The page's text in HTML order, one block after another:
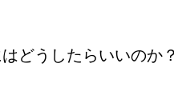
どうしたらいいのか